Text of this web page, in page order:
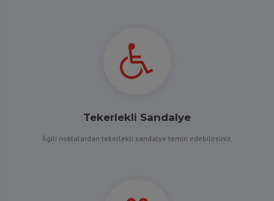
Tekerlekli Sandalye
İlgili noktalardan tekerlekli sandalye temin edebilirsiniz.